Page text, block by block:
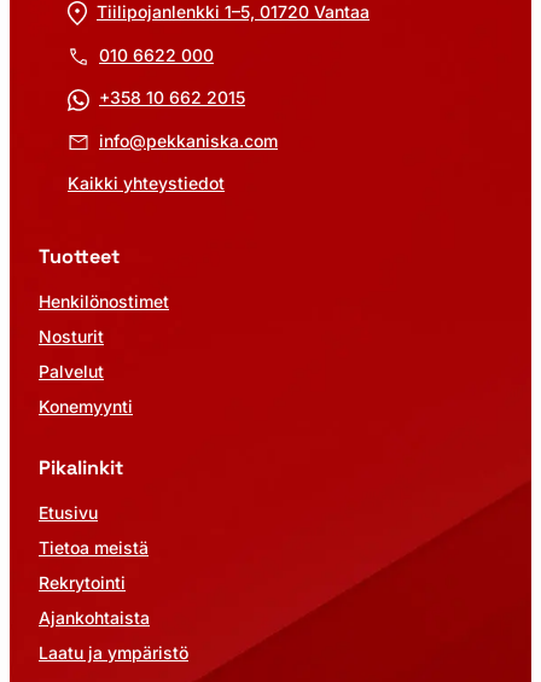
Tiilipojanlenkki 1–5, 01720 Vantaa
010 6622 000
+358 10 662 2015
info@pekkaniska.com
Kaikki yhteystiedot
Tuotteet
Henkilönostimet
Nosturit
Palvelut
Konemyynti
Pikalinkit
Etusivu
Tietoa meistä
Rekrytointi
Ajankohtaista
Laatu ja ympäristö